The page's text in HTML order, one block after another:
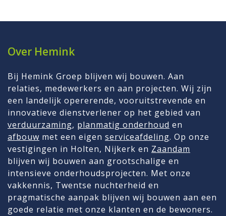
Over Hemink
Bij Hemink Groep blijven wij bouwen. Aan
relaties, medewerkers en aan projecten. Wij zijn
een landelijk opererende, vooruitstrevende en
innovatieve dienstverlener op het gebied van
verduurzaming, planmatig onderhoud en
afbouw met een eigen serviceafdeling. Op onze
vestigingen in Holten, Nijkerk en Zaandam
blijven wij bouwen aan grootschalige en
intensieve onderhoudsprojecten. Met onze
vakkennis, Twentse nuchterheid en
pragmatische aanpak blijven wij bouwen aan een
goede relatie met onze klanten en de bewoners.